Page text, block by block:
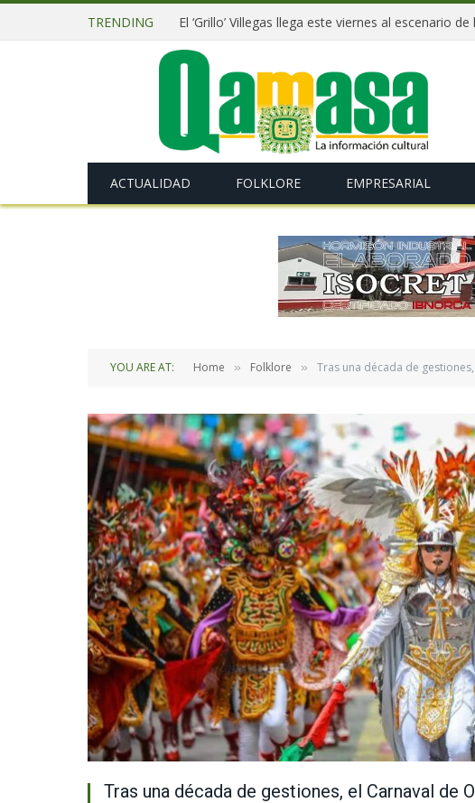
TRENDING El ‘Grillo’ Villegas llega este viernes al escenario
ACTUALIDAD FOLKLORE EMPRESARIAL
YOU ARE AT: Home » Folklore » Tras una década de
Tras una década de gestiones, el Carnaval de